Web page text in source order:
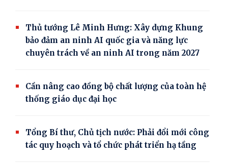
Thủ tướng Lê Minh Hưng: Xây dựng Khung
bảo đảm an ninh AI quốc gia và năng lực
chuyên trách về an ninh AI trong năm 2027
Cần nâng cao đồng bộ chất lượng của toàn hệ
thống giáo dục đại học
Tổng Bí thư, Chủ tịch nước: Phải đổi mới công
tác quy hoạch và tổ chức phát triển hạ tầng